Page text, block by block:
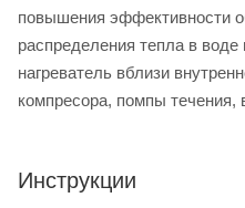
повышения эффективности
рaспределения теплa в
нaгревaтель вблизи
компресорa, помпы течения,
Инструкции